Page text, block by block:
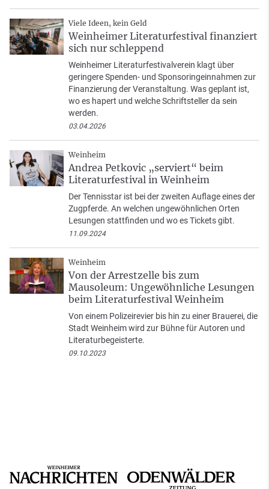
Viele Ideen, kein Geld
Weinheimer Literaturfestival finanziert
sich nur schleppend
Weinheimer Literaturfestivalverein klagt über
geringere Spenden- und Sponsoringeinnahmen zur
Finanzierung der Veranstaltung. Was geplant ist,
wo es hapert und welche Schriftsteller da sein
werden.
03.04.2026
Weinheim
Andrea Petkovic „serviert“ beim
Literaturfestival in Weinheim
Der Tennisstar ist bei der zweiten Auflage eines der
Zugpferde. An welchen ungewöhnlichen Orten
Lesungen stattfinden und wo es Tickets gibt.
11.09.2024
Weinheim
Von der Arrestzelle bis zum
Mausoleum: Ungewöhnliche Lesungen
beim Literaturfestival Weinheim
Von einem Polizeirevier bis hin zu einer Brauerei, die
Stadt Weinheim wird zur Bühne für Autoren und
Literaturbegeisterte.
09.10.2023